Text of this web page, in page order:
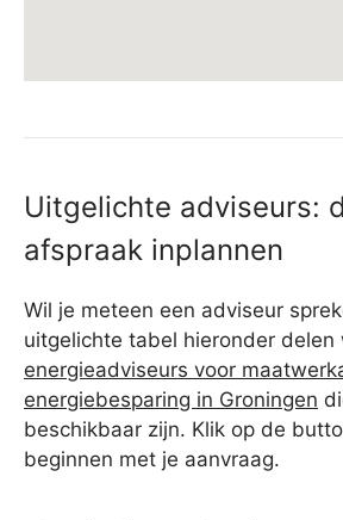
Uitgelichte adviseurs:
afspraak inplannen
Wil je meteen een adviseur
uitgelichte tabel hieronder delen
energieadviseurs voor
energiebesparing in Groningen
beschikbaar zijn. Klik op de
beginnen met je aanvraag.